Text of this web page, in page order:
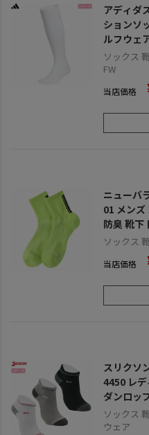
アディダ
ションソ
ルフウェ
規品
ソックス
FW
当店価格
ニューバ
01 メン
防臭 靴下
ソックス
当店価格
スリクソ
4450 レ
ダンロッ
ソックス
ウェア